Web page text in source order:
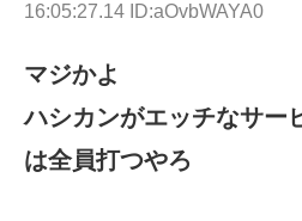
16:05:27.14 ID:aOvbWAYA0
マジかよ
ハシカンがエッチなサー
は全員打つやろ